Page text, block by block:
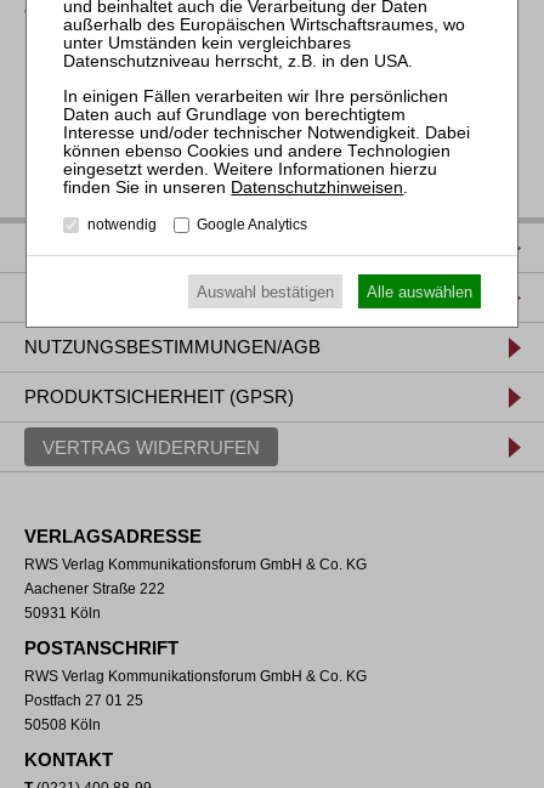
Online
und Steuern
[§ 15 FAO]
NUTZUNGSBESTIMMUNGEN/AGB
PRODUKTSICHERHEIT (GPSR)
VERTRAG WIDERRUFEN
VERLAGSADRESSE
RWS Verlag Kommunikationsforum GmbH & Co. KG
Aachener Straße 222
50931 Köln
POSTANSCHRIFT
RWS Verlag Kommunikationsforum GmbH & Co. KG
Postfach 27 01 25
50508 Köln
KONTAKT
Datenschutzhinweisen
notwendig Google Analytics
Auswahl bestätigen Alle auswählen